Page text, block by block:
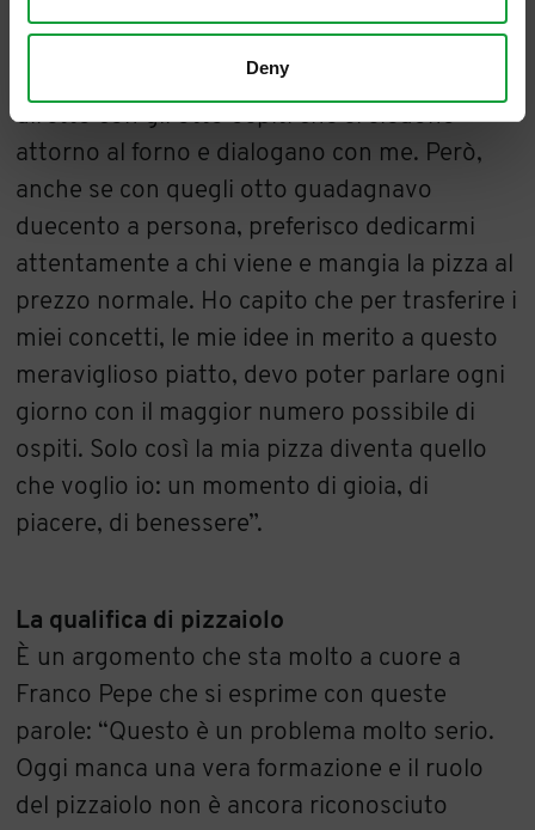
Deny
deciso di aprire al massimo tre volte al mese,
per mantenere la filosofia del contatto
diretto con gli otto ospiti che si siedono
attorno al forno e dialogano con me. Però,
anche se con quegli otto guadagnavo
duecento a persona, preferisco dedicarmi
attentamente a chi viene e mangia la pizza al
prezzo normale. Ho capito che per trasferire i
miei concetti, le mie idee in merito a questo
meraviglioso piatto, devo poter parlare ogni
giorno con il maggior numero possibile di
ospiti. Solo così la mia pizza diventa quello
che voglio io: un momento di gioia, di
piacere, di benessere”.
La qualifica di pizzaiolo
È un argomento che sta molto a cuore a
Franco Pepe che si esprime con queste
parole: “Questo è un problema molto serio.
Oggi manca una vera formazione e il ruolo
del pizzaiolo non è ancora riconosciuto